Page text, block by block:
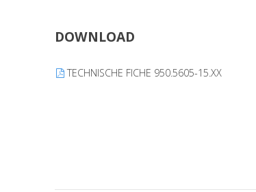
DOWNLOAD
TECHNISCHE FICHE 950.5605-15.XX